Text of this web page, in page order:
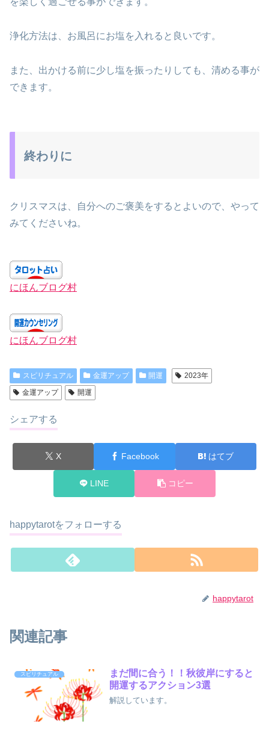
浄化方法は、お風呂にお塩を入れると良いです。
また、出かける前に少し塩を振ったりしても、清める事が
できます。
終わりに
クリスマスは、自分へのご褒美をするとよいので、やって
みてくださいね。
にほんブログ村
にほんブログ村
スピリチュアル 金運アップ 開運
2023年
金運アップ
開運
シェアする
X Facebook はてブ
LINE コピー
happytarotをフォローする
happytarot
関連記事
スピリチュアル
まだ間に合う！！秋彼岸にすると
開運するアクション3選
解説しています。